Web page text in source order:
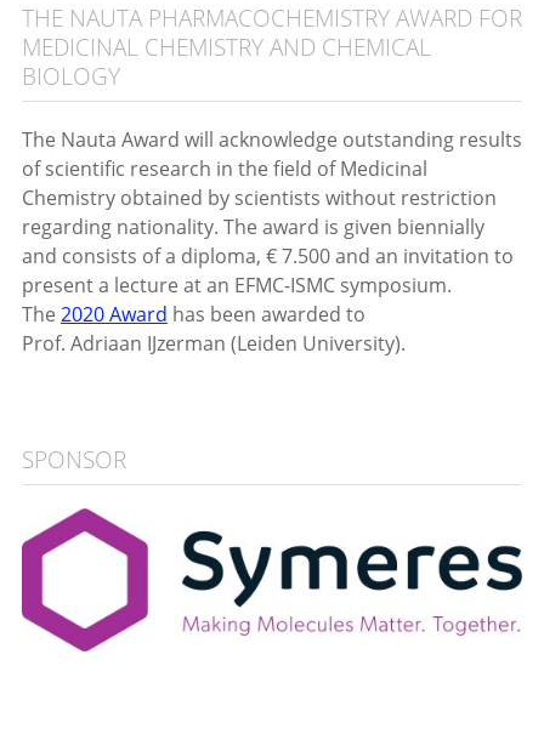
THE NAUTA PHARMACOCHEMISTRY AWARD FOR
MEDICINAL CHEMISTRY AND CHEMICAL
BIOLOGY
The Nauta Award will acknowledge outstanding results
of scientific research in the field of Medicinal
Chemistry obtained by scientists without restriction
regarding nationality. The award is given biennially
and consists of a diploma, € 7.500 and an invitation to
present a lecture at an EFMC-ISMC symposium.
The 2020 Award has been awarded to
Prof. Adriaan IJzerman (Leiden University).
SPONSOR